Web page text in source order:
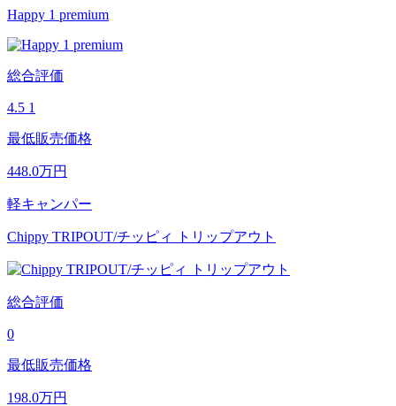
Happy 1 premium
総合評価
4.5 1
最低販売価格
448.0万円
軽キャンパー
Chippy TRIPOUT/チッピィ トリップアウト
総合評価
0
最低販売価格
198.0万円